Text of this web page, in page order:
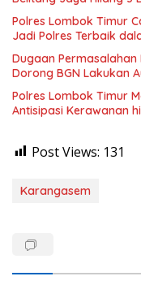
Polres Lombok Timur
Jadi Polres Terbaik
Dugaan Permasalahan
Dorong BGN Lakukan
Polres Lombok Timur
Antisipasi Kerawanan
Post Views: 131
Karangasem